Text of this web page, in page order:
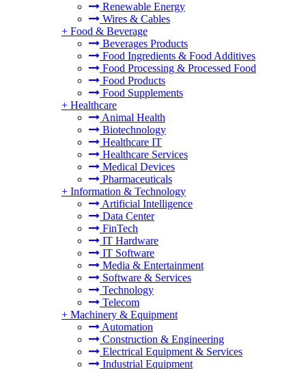
Renewable Energy
Wires & Cables
+ Food & Beverage
Beverages Products
Food Ingredients & Food Additives
Food Processing & Processed Food
Food Products
Food Supplements
+ Healthcare
Animal Health
Biotechnology
Healthcare IT
Healthcare Services
Medical Devices
Pharmaceuticals
+ Information & Technology
Artificial Intelligence
Data Center
FinTech
IT Hardware
IT Software
Media & Entertainment
Software & Services
Technology
Telecom
+ Machinery & Equipment
Automation
Construction & Engineering
Electrical Equipment & Services
Industrial Equipment